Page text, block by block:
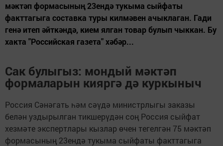
мәктәп формасының 23ендә тукыма сыйфаты
факттагыга составка туры килмәвен ачыклаган. Гади
генә итеп әйткәндә, кием ялган товар булып чыккан. Бу
хакта "Российская газета" хәбәр...
Сак булыгыз: мондый мәктәп
формаларын кияргә дә куркыныч
Россия Сәнәгать һәм сәүдә министрлыгы заказы
белән уздырылган тикшерүдән соң Россия сыйфат
хезмәте экспертлары кызлар өчен тегелгән 75 мәктәп
формасының 23ендә тукыма сыйфаты факттагыга